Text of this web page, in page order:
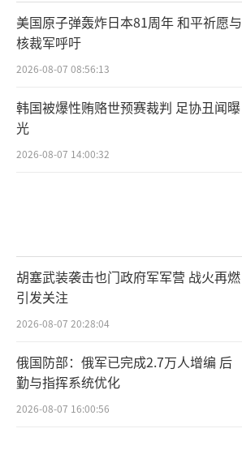
美国原子弹轰炸日本81周年 和平祈愿与
核裁军呼吁
2026-08-07 08:56:13
韩国被爆性贿赂世预赛裁判 足协丑闻曝
光
2026-08-07 14:00:32
胡塞武装袭击也门政府军军营 战火再燃
引发关注
2026-08-07 20:28:04
俄国防部：俄军已完成2.7万人增编 后
勤与指挥系统优化
2026-08-07 16:00:56